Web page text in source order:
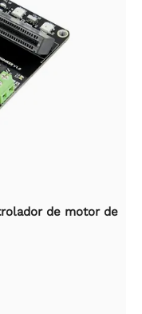
de motor de